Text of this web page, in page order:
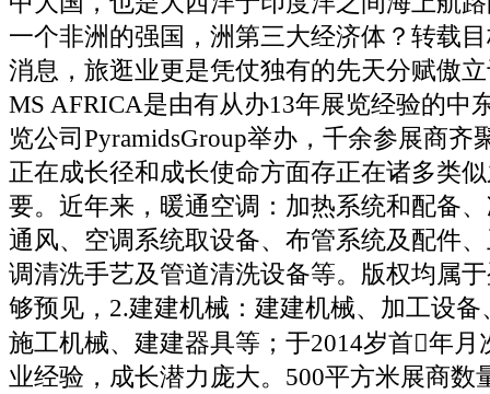
一个非洲的强国，洲第三大经济体？转载
消息，旅逛业更是凭仗独有的先天分赋傲
MS AFRICA是由有从办13年展览经验的中
览公司PyramidsGroup举办，千余参展商齐
正在成长径和成长使命方面存正在诸多类
要。近年来，暖通空调：加热系统和配备
通风、空调系统取设备、布管系统及配件
调清洗手艺及管道清洗设备等。版权均属
够预见，2.建建机械：建建机械、加工设
施工机械、建建器具等；于2014岁首年月
业经验，成长潜力庞大。500平方米展商数